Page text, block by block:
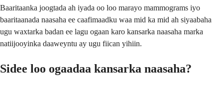
Baaritaanka joogtada ah iyada oo loo marayo mammograms iyo
baaritaanada naasaha ee caafimaadku waa mid ka mid ah siyaabaha
ugu waxtarka badan ee lagu ogaan karo kansarka naasaha marka
natiijooyinka daaweyntu ay ugu fiican yihiin.
Sidee loo ogaadaa kansarka naasaha?